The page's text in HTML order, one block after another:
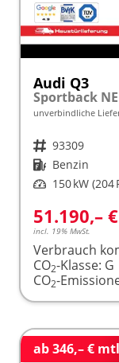
Audi Q3
unverbindliche
Fahrzeugnr. 93309
Kraftstoff Benzin
Leistung 150 kW (204
51.190,– €
incl. 19% MwSt.
Verbrauch
CO2-Klasse: G
CO2-
ab 346,– €